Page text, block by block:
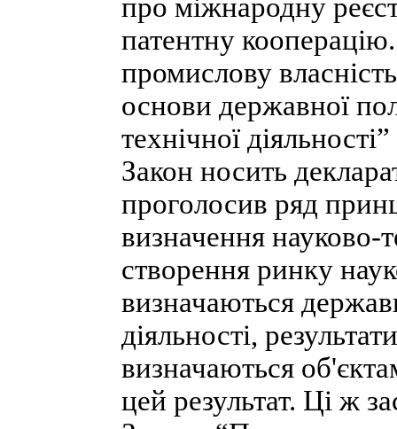
про міжнародну
патентну
промислову
основи державної
технічної
Закон носить
проголосив ряд
визначення науково-
створення ринку
визначаються
діяльності,
визначаються
цей результат. Ці ж